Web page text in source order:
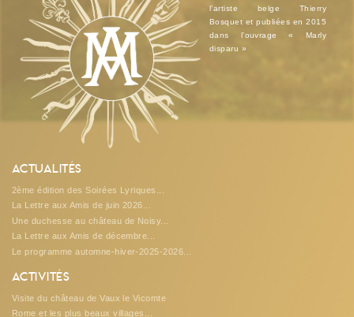
l’artiste belge Thierry
Bosquet et publiées en 2015
dans l’ouvrage « Marly
disparu »
Actualités
2ème édition des Soirées Lyriques...
La Lettre aux Amis de juin 2026...
Une duchesse au château de Noisy...
La Lettre aux Amis de décembre...
Le programme automne-hiver-2025-2026...
Activités
Visite du château de Vaux le Vicomte
Rome et les plus beaux villages...